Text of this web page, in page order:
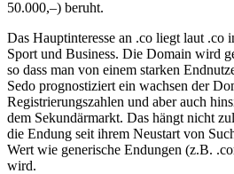
50.000,–) beruht.
Das Hauptinteresse an .co liegt laut .co
Sport und Business. Die Domain wird
so dass man von einem starken
Sedo prognostiziert ein wachsen der
Registrierungszahlen und aber auch
dem Sekundärmarkt. Das hängt nicht
die Endung seit ihrem Neustart von
Wert wie generische Endungen (z.B.
wird.